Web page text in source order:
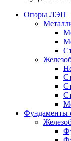
Опоры ЛЭП
Фундаменты